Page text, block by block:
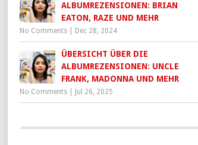
ALBUMREZENSIONEN: BRIAN
EATON, RAZE UND MEHR
No Comments Dec 28, 2024
ÜBERSICHT ÜBER DIE
ALBUMREZENSIONEN: UNCLE
FRANK, MADONNA UND MEHR
No Comments Jul 26, 2025